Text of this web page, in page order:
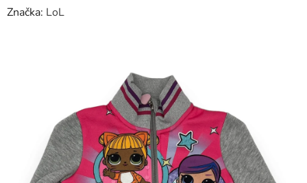
Značka: LoL